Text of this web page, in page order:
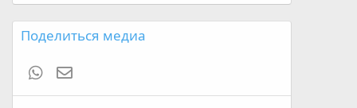
Поделиться медиа
WhatsApp